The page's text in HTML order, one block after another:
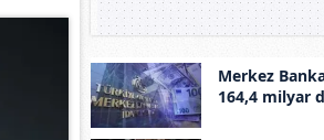
Merkez
164,4 milyar